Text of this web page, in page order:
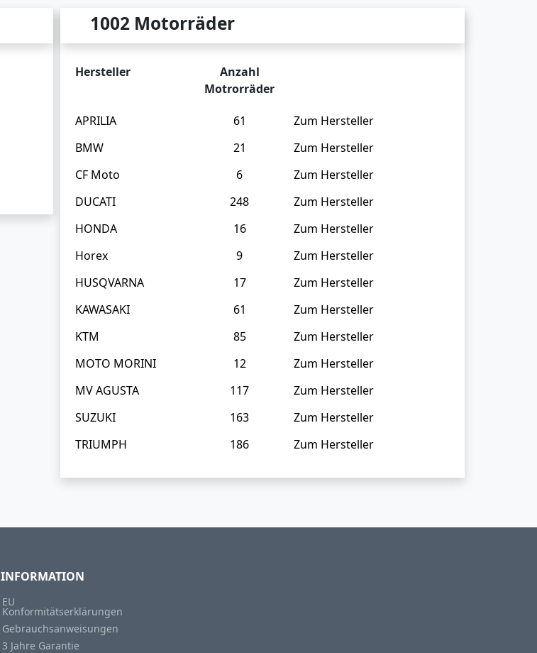
1002 Motorräder
Hersteller
Anzahl
Motrorräder
APRILIA 61
Zum Hersteller
BMW
21
Zum Hersteller
CF Moto
6
Zum Hersteller
DUCATI
248
Zum Hersteller
HONDA
16
Zum Hersteller
Horex
9
Zum Hersteller
HUSQVARNA
17
Zum Hersteller
KAWASAKI
61
Zum Hersteller
KTM
85
Zum Hersteller
MOTO MORINI
12
Zum Hersteller
MV AGUSTA
117
Zum Hersteller
SUZUKI
163
Zum Hersteller
TRIUMPH
186 Zum Hersteller
INFORMATION
EU
Konformitätserklärungen
Gebrauchsanweisungen
3 Jahre Garantie